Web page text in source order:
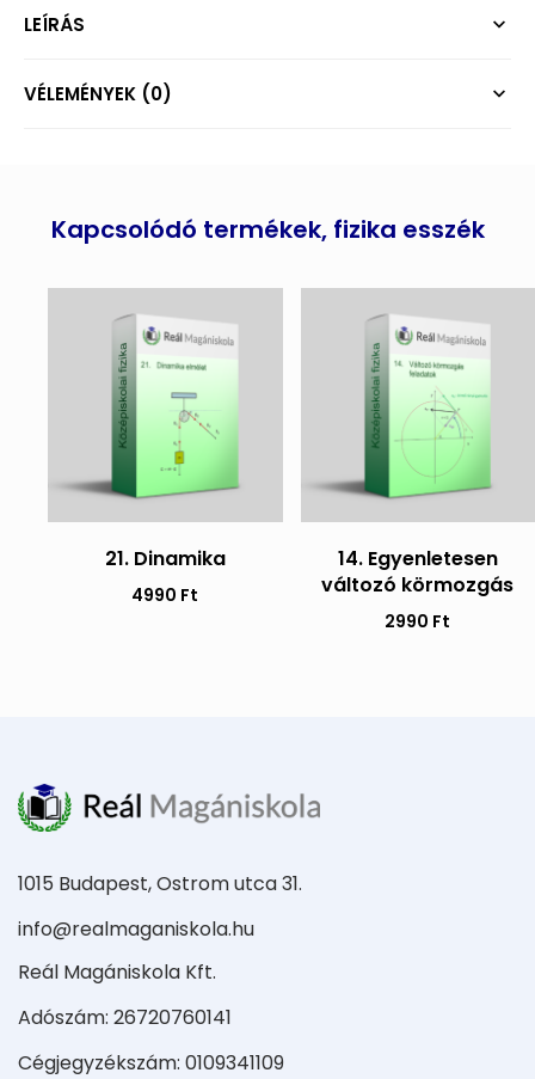
LEÍRÁS
VÉLEMÉNYEK (0)
Kapcsolódó termékek, fizika esszék
21. Dinamika
4990 Ft
14. Egyenletesen
változó körmozgás
2990 Ft
1015 Budapest, Ostrom utca 31.
info@realmaganiskola.hu
Reál Magániskola Kft.
Adószám: 26720760141
Cégjegyzékszám: 0109341109